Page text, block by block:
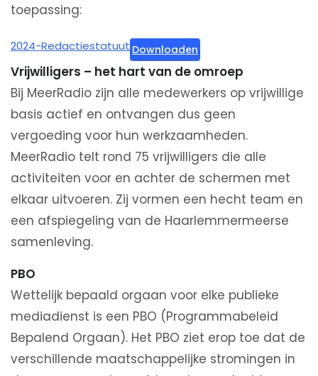
toepassing:
2024-Redactiestatuut Downloaden
Vrijwilligers – het hart van de omroep
Bij MeerRadio zijn alle medewerkers op vrijwillige
basis actief en ontvangen dus geen
vergoeding voor hun werkzaamheden.
MeerRadio telt rond 75 vrijwilligers die alle
activiteiten voor en achter de schermen met
elkaar uitvoeren. Zij vormen een hecht team en
een afspiegeling van de Haarlemmermeerse
samenleving.
PBO
Wettelijk bepaald orgaan voor elke publieke
mediadienst is een PBO (Programmabeleid
Bepalend Orgaan). Het PBO ziet erop toe dat de
verschillende maatschappelijke stromingen in